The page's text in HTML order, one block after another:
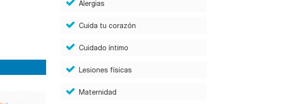
Alergias
Cuida tu corazón
Cuidado íntimo
Lesiones físicas
Maternidad